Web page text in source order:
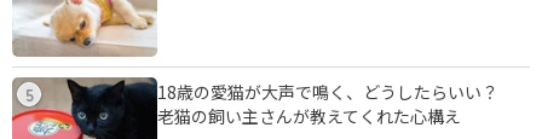
5
18歳の愛猫が大声で鳴く、どうしたらいい？
老猫の飼い主さんが教えてくれた心構え